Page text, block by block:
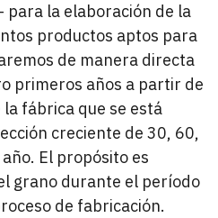
para la elaboración de la
productos aptos para
de manera directa
primeros años a partir de
fábrica que se está
creciente de 30, 60,
El propósito es
grano durante el período
de fabricación.